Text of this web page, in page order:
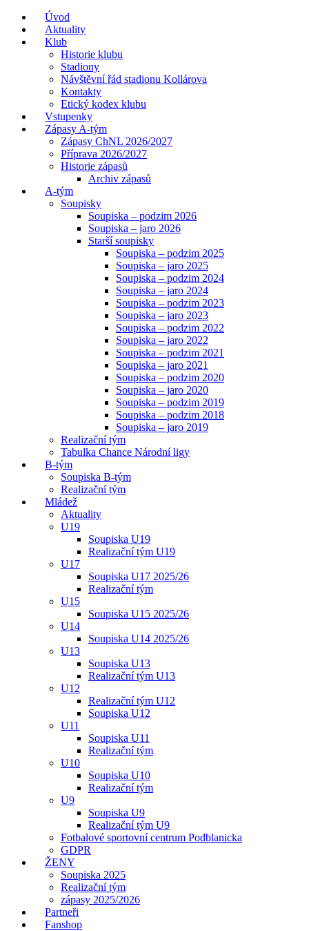
Úvod
Aktuality
Klub
Historie klubu
Stadiony
Návštěvní řád stadionu Kollárova
Kontakty
Etický kodex klubu
Vstupenky
Zápasy A-tým
Zápasy ChNL 2026/2027
Příprava 2026/2027
Historie zápasů
Archiv zápasů
A-tým
Soupisky
Soupiska – podzim 2026
Soupiska – jaro 2026
Starší soupisky
Soupiska – podzim 2025
Soupiska – jaro 2025
Soupiska – podzim 2024
Soupiska – jaro 2024
Soupiska – podzim 2023
Soupiska – jaro 2023
Soupiska – podzim 2022
Soupiska – jaro 2022
Soupiska – podzim 2021
Soupiska – jaro 2021
Soupiska – podzim 2020
Soupiska – jaro 2020
Soupiska – podzim 2019
Soupiska – podzim 2018
Soupiska – jaro 2019
Realizační tým
Tabulka Chance Národní ligy
B-tým
Soupiska B-tým
Realizační tým
Mládež
Aktuality
U19
Soupiska U19
Realizační tým U19
U17
Soupiska U17 2025/26
Realizační tým
U15
Soupiska U15 2025/26
U14
Soupiska U14 2025/26
U13
Soupiska U13
Realizační tým U13
U12
Realizační tým U12
Soupiska U12
U11
Soupiska U11
Realizační tým
U10
Soupiska U10
Realizační tým
U9
Soupiska U9
Realizační tým U9
Fotbalové sportovní centrum Podblanicka
GDPR
ŽENY
Soupiska 2025
Realizační tým
zápasy 2025/2026
Partneři
Fanshop